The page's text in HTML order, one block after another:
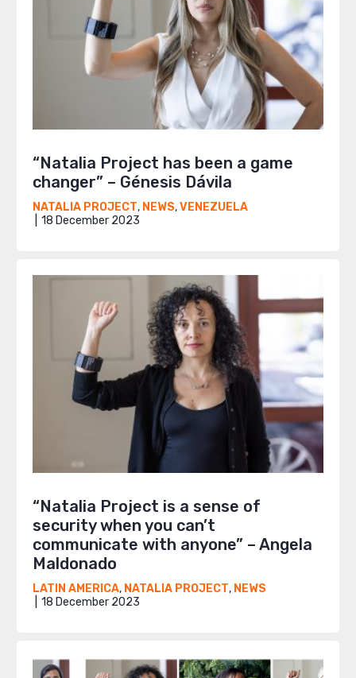
“Natalia Project has been a game
changer” – Génesis Dávila
NATALIA PROJECT, NEWS,VENEZUELA
18 December 2023
“Natalia Project is a sense of
security when you can’t
communicate with anyone” – Angela
Maldonado
LATIN AMERICA, NATALIA PROJECT, NEWS
18 December 2023